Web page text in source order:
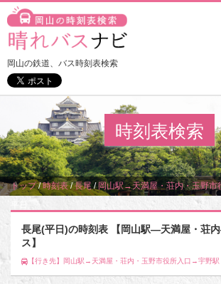
岡山の鉄道、バス時刻表検索
時刻表検索
トップ/時刻表/長尾/岡山駅→天満屋・荘内・玉野
平日
長尾(平日)の時刻表 【岡山駅―天満屋・荘
ス】
【行き先】岡山駅→天満屋・荘内・玉野市役所入口→宇野駅